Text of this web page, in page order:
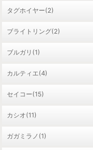
タグホイヤー(2)
ブライトリング(2)
ブルガリ(1)
カルティエ(4)
セイコー(15)
カシオ(11)
ガガミラノ(1)